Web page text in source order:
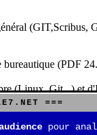
(PDF
(Linux, Git...) et
Quarto,
===
pour